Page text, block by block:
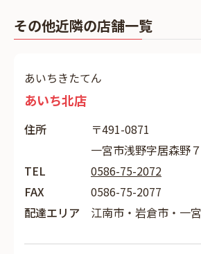
その他近隣の店舗一覧
あいちきたてん
あいち北店
住所
〒491-0871
一宮市浅野字居森野
TEL
0586-75-2072
FAX
0586-75-2077
配達エリア
江南市・岩倉市・一